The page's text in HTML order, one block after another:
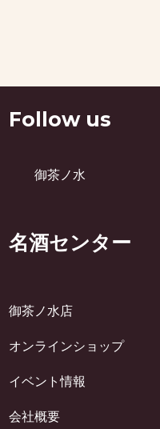
Follow us
御茶ノ水
名酒センター
御茶ノ水店
オンラインショップ
イベント情報
会社概要